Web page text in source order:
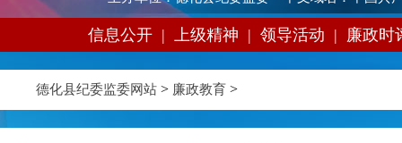
信息公开 | 上级精神 | 领导活动 | 廉政时
德化县纪委监委网站 > 廉政教育 >